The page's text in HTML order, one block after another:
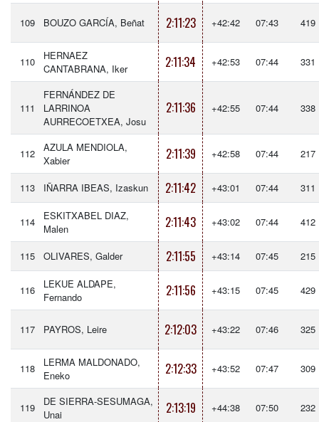
109 BOUZO GARCÍA, Beñat 2:11:23 +42:42 07:43 419
110
HERNAEZ
CANTABRANA, Iker
2:11:34 +42:53 07:44 331
111
FERNÁNDEZ DE
LARRINOA
AURRECOETXEA, Josu
2:11:36 +42:55 07:44 338
112
AZULA MENDIOLA,
Xabier
2:11:39 +42:58 07:44 217
113 IÑARRA IBEAS, Izaskun 2:11:42 +43:01 07:44 311
114
ESKITXABEL DIAZ,
Malen
2:11:43 +43:02 07:44 412
115 OLIVARES, Galder 2:11:55 +43:14 07:45 215
116
LEKUE ALDAPE,
Fernando
2:11:56 +43:15 07:45 429
117 PAYROS, Leire 2:12:03 +43:22 07:46 325
118
LERMA MALDONADO,
Eneko
2:12:33 +43:52 07:47 309
119
DE SIERRA-SESUMAGA,
Unai
2:13:19 +44:38 07:50 232